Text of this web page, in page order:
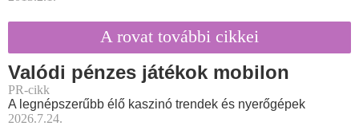
A rovat további cikkei
Valódi pénzes játékok mobilon
PR-cikk
A legnépszerűbb élő kaszinó trendek és nyerőgépek
2026.7.24.